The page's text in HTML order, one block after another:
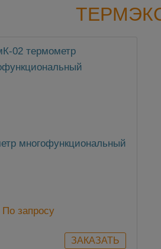
многофункциональный
По запросу